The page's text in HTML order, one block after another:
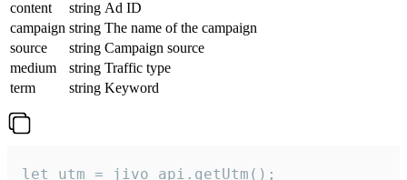
content
string Ad ID
campaign string The name of the campaign
source
string Campaign source
medium
string Traffic type
term
string Keyword
let utm = jivo_api.getUtm();